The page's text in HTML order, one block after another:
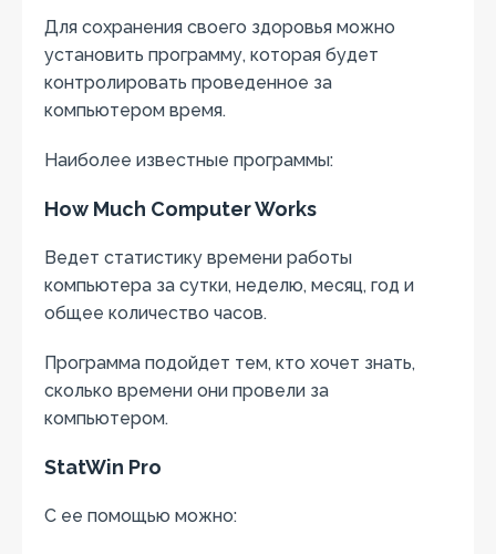
Для сохранения своего здоровья можно
установить программу, которая будет
контролировать проведенное за
компьютером время.
Наиболее известные программы:
How Much Computer Works
Ведет статистику времени работы
компьютера за сутки, неделю, месяц, год и
общее количество часов.
Программа подойдет тем, кто хочет знать,
сколько времени они провели за
компьютером.
StatWin Pro
С ее помощью можно: